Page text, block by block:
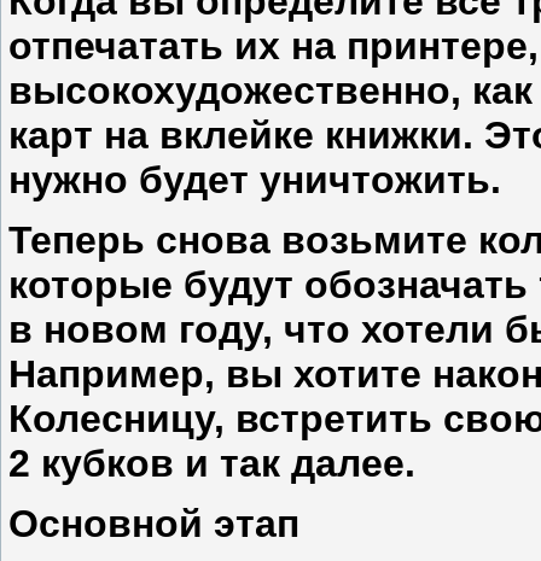
отпечатать их на
высокохудожественно,
карт на вклейке книжки.
нужно будет уничтожить.
Теперь снова возьмите
которые будут
в новом году, что хотели
Например, вы хотите
Колесницу, встретить
2 кубков и так далее.
Основной этап